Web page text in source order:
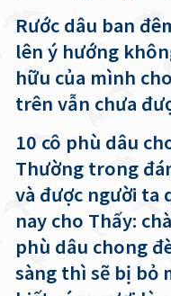
Rước dâu ban
lên ý hướng
hữu của mình
trên vẫn chưa
10 cô phù dâu
Thường trong
và được người ta
nay cho Thấy:
phù dâu chong
sàng thì sẽ bị bỏ